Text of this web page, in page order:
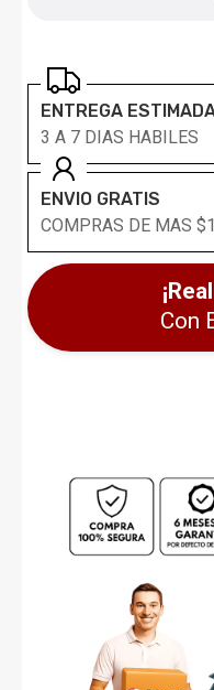
ENTREGA
3 A 7 DIAS HABILES
ENVIO GRATIS
COMPRAS DE MAS
Con